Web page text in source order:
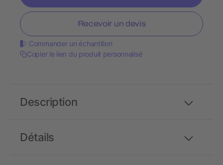
Recevoir un devis
Commander un échantillon
Copier le lien du produit personnalisé
Détails
Description